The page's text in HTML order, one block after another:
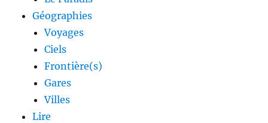
Géographies
Voyages
Ciels
Frontière(s)
Gares
Villes
Lire